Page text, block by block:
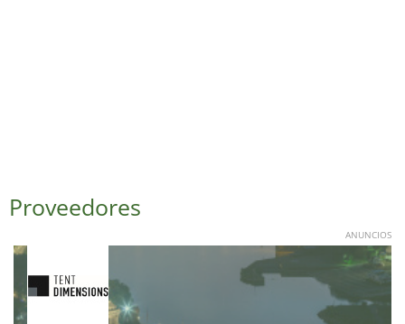
Proveedores
ANUNCIOS